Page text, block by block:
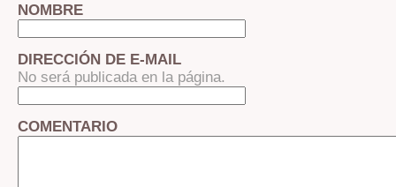
NOMBRE
DIRECCIÓN DE E-MAIL
No será publicada en la página.
COMENTARIO